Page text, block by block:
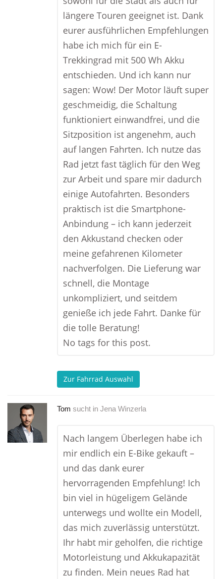
längere Touren geeignet ist. Dank
eurer ausführlichen Empfehlungen
habe ich mich für ein E-
Trekkingrad mit 500 Wh Akku
entschieden. Und ich kann nur
sagen: Wow! Der Motor läuft super
geschmeidig, die Schaltung
funktioniert einwandfrei, und die
Sitzposition ist angenehm, auch
auf langen Fahrten. Ich nutze das
Rad jetzt fast täglich für den Weg
zur Arbeit und spare mir dadurch
einige Autofahrten. Besonders
praktisch ist die Smartphone-
Anbindung – ich kann jederzeit
den Akkustand checken oder
meine gefahrenen Kilometer
nachverfolgen. Die Lieferung war
schnell, die Montage
unkompliziert, und seitdem
genieße ich jede Fahrt. Danke für
die tolle Beratung!
No tags for this post.
Zur Fahrrad Auswahl
Tom sucht in Jena Winzerla
Nach langem Überlegen habe ich
mir endlich ein E-Bike gekauft –
und das dank eurer
hervorragenden Empfehlung! Ich
bin viel in hügeligem Gelände
unterwegs und wollte ein Modell,
das mich zuverlässig unterstützt.
Ihr habt mir geholfen, die richtige
Motorleistung und Akkukapazität
zu finden. Mein neues Rad hat